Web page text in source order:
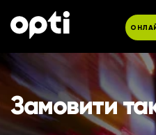
Замовити